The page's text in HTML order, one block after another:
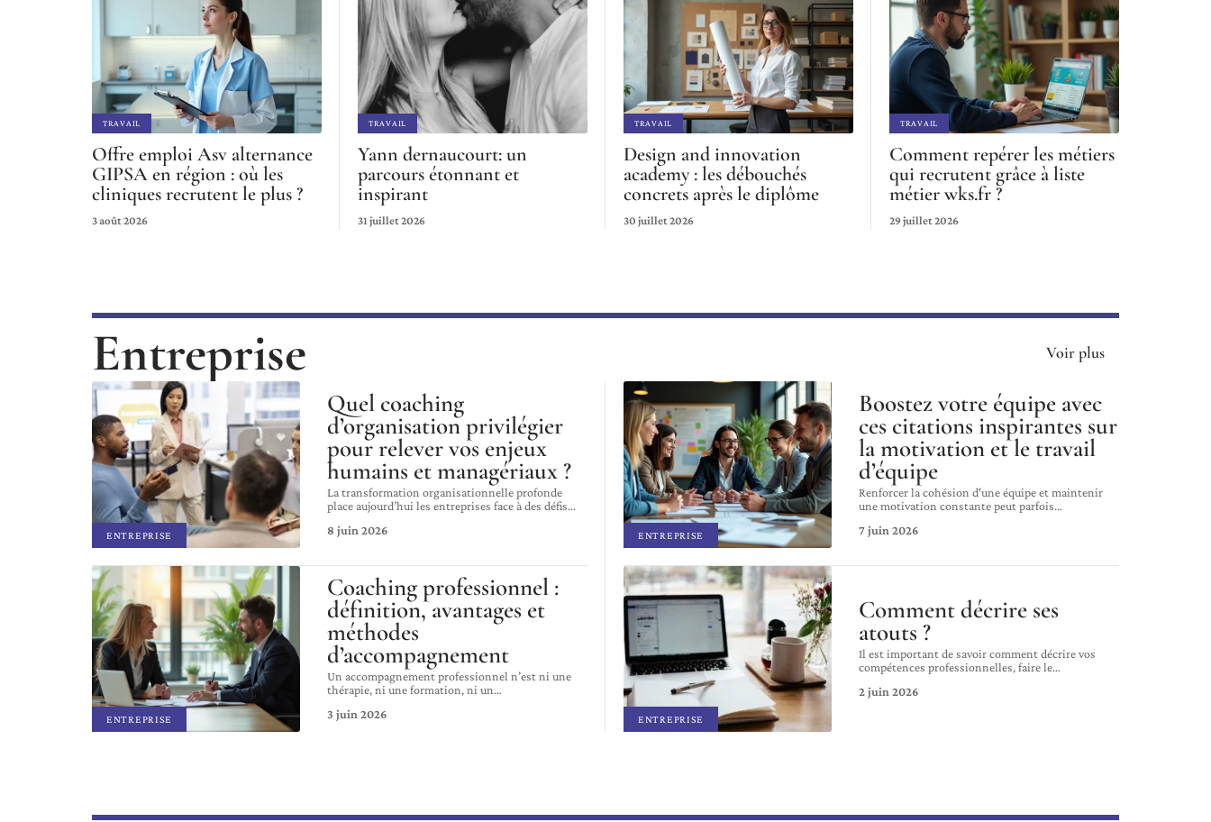
TRAVAIL
Offre emploi Asv alternance
GIPSA en région : où les
cliniques recrutent le plus ?
3 août 2026
TRAVAIL
Yann dernaucourt: un
parcours étonnant et
inspirant
31 juillet 2026
TRAVAIL
Design and innovation
academy : les débouchés
concrets après le diplôme
30 juillet 2026
TRAVAIL
Comment repérer les métiers
qui recrutent grâce à liste
métier wks.fr ?
29 juillet 2026
Entreprise Voir plus
ENTREPRISE
Quel coaching
d’organisation privilégier
pour relever vos enjeux
humains et managériaux ?
La transformation organisationnelle profonde
place aujourd’hui les entreprises face à des défis…
8 juin 2026
ENTREPRISE
Boostez votre équipe avec
ces citations inspirantes sur
la motivation et le travail
d’équipe
Renforcer la cohésion d'une équipe et maintenir
une motivation constante peut parfois…
7 juin 2026
ENTREPRISE
Coaching professionnel :
définition, avantages et
méthodes
d’accompagnement
Un accompagnement professionnel n’est ni une
thérapie, ni une formation, ni un…
3 juin 2026
ENTREPRISE
Comment décrire ses
atouts ?
Il est important de savoir comment décrire vos
compétences professionnelles, faire le…
2 juin 2026